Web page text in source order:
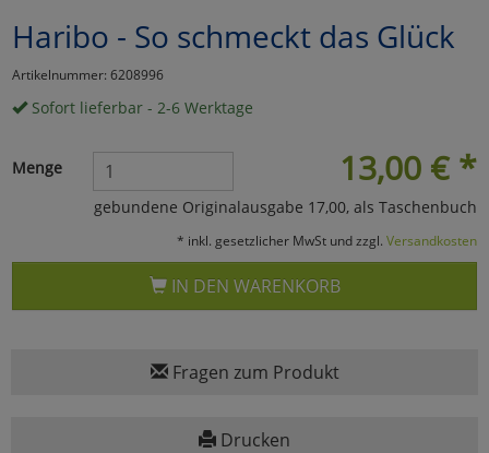
Haribo - So schmeckt das Glück
Artikelnummer: 6208996
Sofort lieferbar - 2-6 Werktage
13,00 € *
Menge
gebundene Originalausgabe 17,00, als Taschenbuch
* inkl. gesetzlicher MwSt und zzgl. Versandkosten
IN DEN WARENKORB
Fragen zum Produkt
Drucken
Marketing
Umfragetools
Cookies
Einstellungen speichern
zurückzu Haupptseite